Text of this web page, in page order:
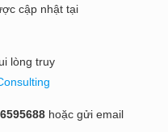
cập nhật tại
lòng truy
hoặc gửi email